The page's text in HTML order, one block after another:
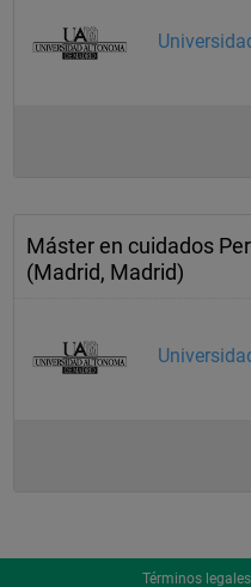
Máster en cuidados
(Madrid, Madrid)
Términos